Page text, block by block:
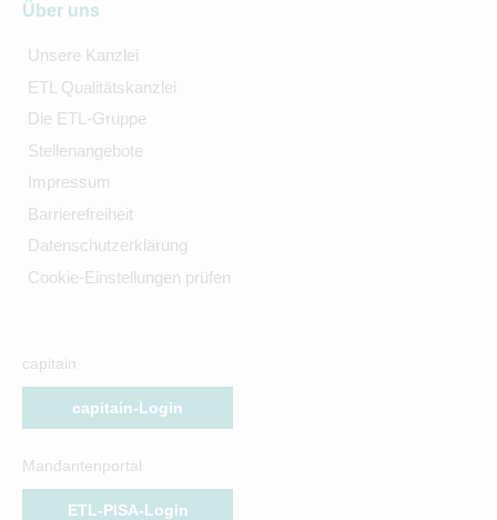
Über uns
Unsere Kanzlei
ETL Qualitätskanzlei
Die ETL-Gruppe
Stellenangebote
Impressum
Barrierefreiheit
Datenschutzerklärung
Cookie-Einstellungen prüfen
capitain
capitain-Login
Mandantenportal
ETL-PISA-Login